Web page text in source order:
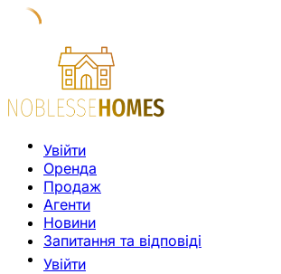
Увійти
Оренда
Продаж
Агенти
Новини
Запитання та відповіді
Увійти